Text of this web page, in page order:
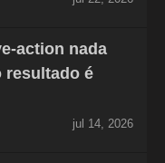
action nada
resultado é
jul 14, 2026